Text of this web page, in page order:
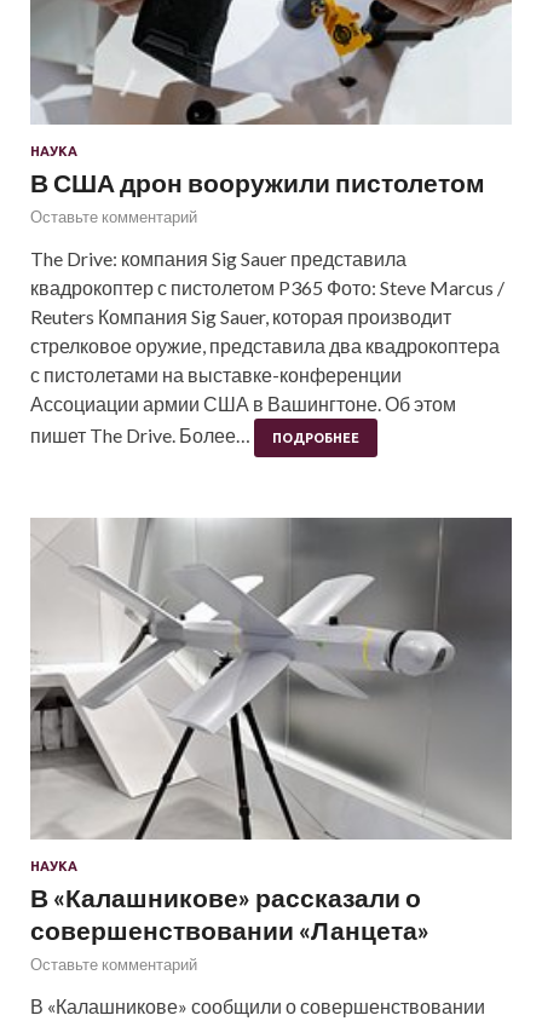
НАУКА
В США дрон вооружили пистолетом
Оставьте комментарий
The Drive: компания Sig Sauer представила
квадрокоптер с пистолетом P365 Фото: Steve Marcus /
Reuters Компания Sig Sauer, которая производит
стрелковое оружие, представила два квадрокоптера
с пистолетами на выставке-конференции
Ассоциации армии США в Вашингтоне. Об этом
пишет The Drive. Более…
ПОДРОБНЕЕ
НАУКА
В «Калашникове» рассказали о
совершенствовании «Ланцета»
Оставьте комментарий
В «Калашникове» сообщили о совершенствовании